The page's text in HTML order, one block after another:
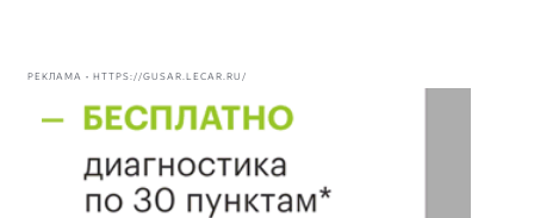
РЕКЛАМА • HTTPS://GUSAR.LECAR.RU/